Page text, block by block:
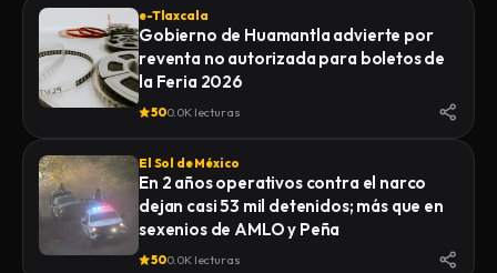
e-Tlaxcala
Gobierno de Huamantla advierte por
reventa no autorizada para boletos de
la Feria 2026
500.0K lecturas
El Sol de México
En 2 años operativos contra el narco
dejan casi 53 mil detenidos; más que en
sexenios de AMLO y Peña
500.0K lecturas